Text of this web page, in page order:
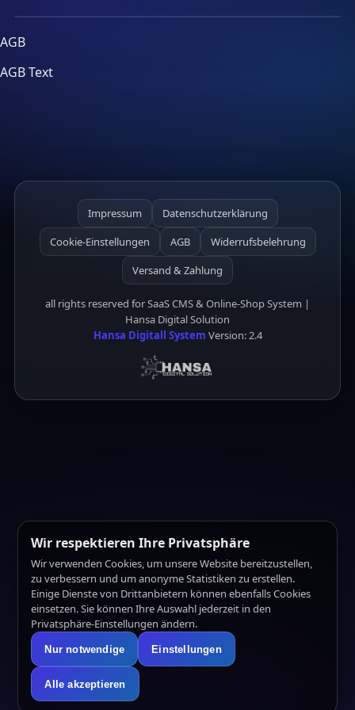
AGB
AGB Text
Impressum
Datenschutzerklärung
Cookie-Einstellungen
AGB
Widerrufsbelehrung
Versand & Zahlung
all rights reserved for SaaS CMS & Online-Shop System |
Hansa Digital Solution
Hansa Digitall System Version: 2.4
Wir respektieren Ihre Privatsphäre
Wir verwenden Cookies, um unsere Website bereitzustellen,
zu verbessern und um anonyme Statistiken zu erstellen.
Einige Dienste von Drittanbietern können ebenfalls Cookies
einsetzen. Sie können Ihre Auswahl jederzeit in den
Privatsphäre-Einstellungen ändern.